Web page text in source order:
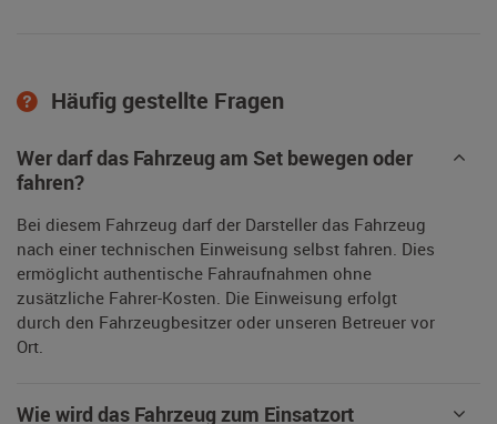
Häufig gestellte Fragen
Wer darf das Fahrzeug am Set bewegen oder
fahren?
Bei diesem Fahrzeug darf der Darsteller das Fahrzeug
nach einer technischen Einweisung selbst fahren. Dies
ermöglicht authentische Fahraufnahmen ohne
zusätzliche Fahrer-Kosten. Die Einweisung erfolgt
durch den Fahrzeugbesitzer oder unseren Betreuer vor
Ort.
Wie wird das Fahrzeug zum Einsatzort